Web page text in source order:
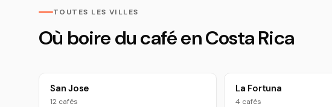
TOUTES LES VILLES
Où boire du café en Costa Rica
San Jose
12 cafés
La Fortuna
4 cafés